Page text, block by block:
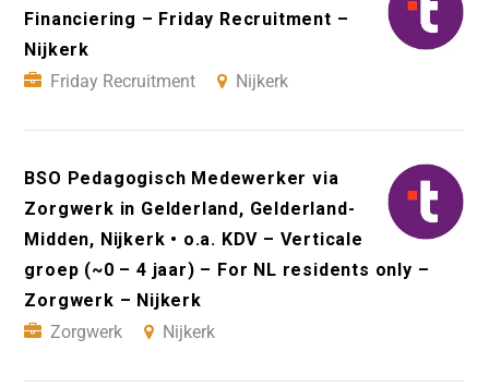
Financiering – Friday Recruitment –
Nijkerk
Friday Recruitment
Nijkerk
BSO Pedagogisch Medewerker via
Zorgwerk in Gelderland, Gelderland-
Midden, Nijkerk • o.a. KDV – Verticale
groep (~0 – 4 jaar) – For NL residents only –
Zorgwerk – Nijkerk
Zorgwerk
Nijkerk